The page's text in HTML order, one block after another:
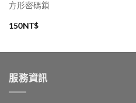
方形密碼鎖
150NT$
服務資訊